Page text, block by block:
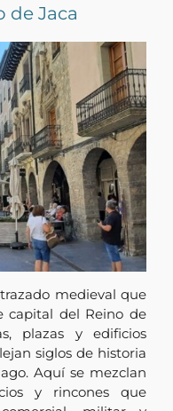
de Jaca
medieval que
capital del Reino de
plazas y edificios
siglos de historia
Aquí se mezclan
y rincones que